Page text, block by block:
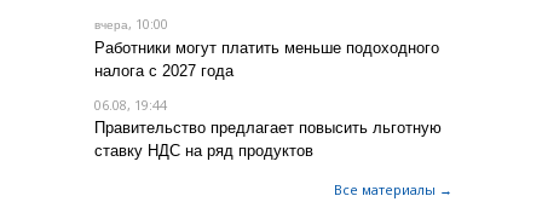
вчера, 10:00
Работники могут платить меньше подоходного
налога с 2027 года
06.08, 19:44
Правительство предлагает повысить льготную
ставку НДС на ряд продуктов
Все материалы →